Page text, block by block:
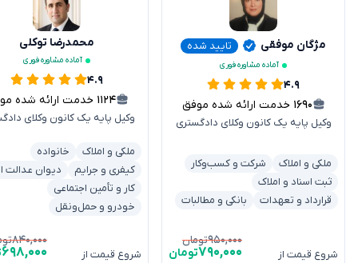
مژگان موفقی تایید شده
آماده مشاوره فوری
۴.۹
۱۶۹۰ خدمت ارائه شده موفق
وکیل پایه یک کانون وکلای دادگستری
ملکی و املاک
شرکت و کسب‌وکار
ثبت اسناد و املاک
قرارداد و تعهدات
بانکی و مطالبات
شروع قیمت از
۹۵۰,۰۰۰تومان
۷۹۰,۰۰۰تومان
محمدرضا توکلی
آماده مشاوره فوری
۴.۹
۱۱۲۴ خدمت ارائه شده موفق
وکیل پایه یک کانون وکلای
ملکی و املاک
خانواده
کیفری و جرایم
دیوان عدالت
کار و تأمین اجتماعی
خودرو و حمل‌ونقل
شروع قیمت از
۸۴۰,۰۰۰
۶۹۸,۰۰۰